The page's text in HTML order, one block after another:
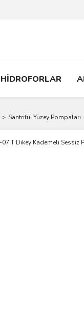
HİDROFORLAR
Santrifüj Yüzey Pompaları